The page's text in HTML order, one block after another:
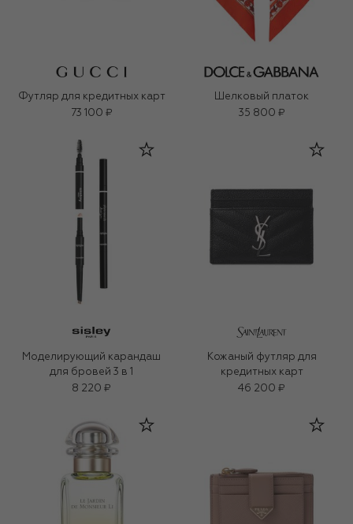
Футляр для кредитных карт
73 100 ₽
Шелковый платок
35 800 ₽
Моделирующий карандаш
для бровей 3 в 1
8 220 ₽
Кожаный футляр для
кредитных карт
46 200 ₽